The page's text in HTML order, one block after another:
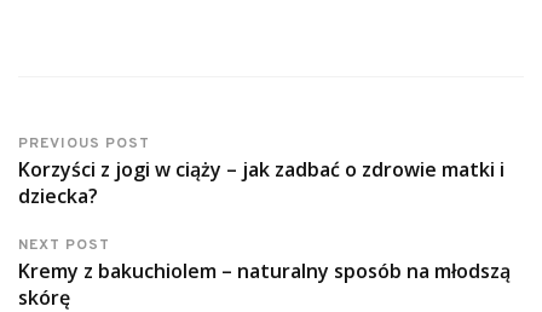
PREVIOUS POST
Korzyści z jogi w ciąży – jak zadbać o zdrowie matki i
dziecka?
NEXT POST
Kremy z bakuchiolem – naturalny sposób na młodszą
skórę